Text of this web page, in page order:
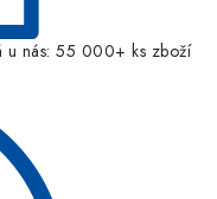
u nás: 55 000+ ks zboží